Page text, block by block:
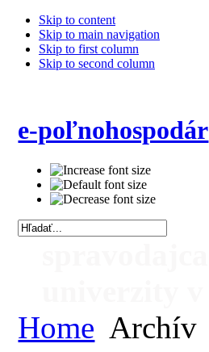
Skip to content
Skip to main navigation
Skip to first column
Skip to second column
e-poľnohospodár
Home Archív